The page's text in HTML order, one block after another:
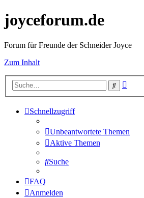
joyceforum.de
Forum für Freunde der Schneider Joyce
Zum Inhalt
Suche
Schnellzugriff
Unbeantwortete Themen
Aktive Themen
Suche
FAQ
Anmelden